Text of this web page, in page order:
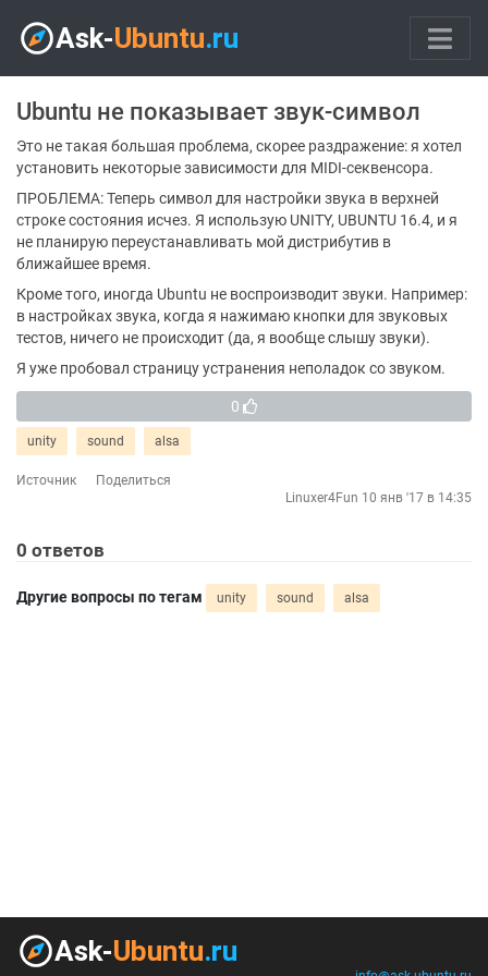
Ubuntu не показывает звук-символ
Это не такая большая проблема, скорее раздражение: я хотел
установить некоторые зависимости для MIDI-секвенсора.
ПРОБЛЕМА: Теперь символ для настройки звука в верхней
строке состояния исчез. Я использую UNITY, UBUNTU 16.4, и я
не планирую переустанавливать мой дистрибутив в
ближайшее время.
Кроме того, иногда Ubuntu не воспроизводит звуки. Например:
в настройках звука, когда я нажимаю кнопки для звуковых
тестов, ничего не происходит (да, я вообще слышу звуки).
Я уже пробовал страницу устранения неполадок со звуком.
0
unity sound alsa
Источник
Поделиться
Linuxer4Fun 10 янв '17 в 14:35
0 ответов
Другие вопросы по тегам unity sound alsa